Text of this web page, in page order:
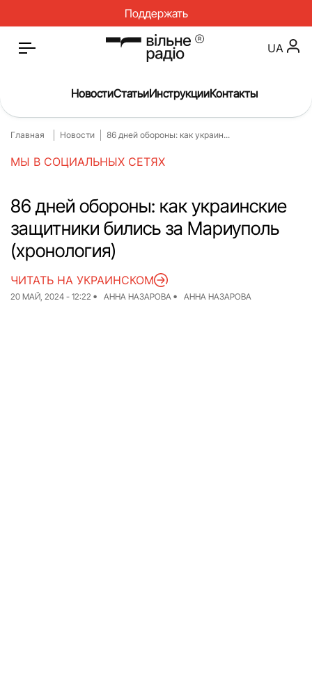
Поддержать
Главная
О нас
Спорт
Интервью
Досье
Блог
UA
НовостиСтатьиИнструкцииКонтакты
Главная Новости 86 дней обороны: как украин...
МЫ В СОЦИАЛЬНЫХ СЕТЯХ
86 дней обороны: как украинские
защитники бились за Мариуполь
(хронология)
20 МАЙ, 2024 - 12:22 АННА НАЗАРОВА АННА НАЗАРОВА
ЧИТАТЬ НА УКРАИНСКОМ